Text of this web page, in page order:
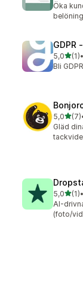
Öka
GDPR
5,0av 5
(1)
1 •
Bli
5,0av 5
(7)
7
Gläd
5,0av 5
(1)
1 •
AI-
(foto/